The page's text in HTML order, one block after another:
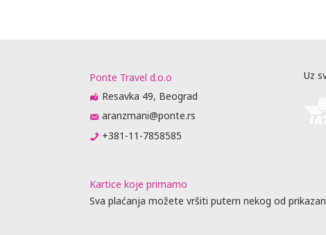
Ponte Travel d.o.o
Resavka 49, Beograd
aranzmani@ponte.rs
+381-11-7858585
Uz
Kartice koje primamo
Sva plaćanja možete vršiti putem nekog od